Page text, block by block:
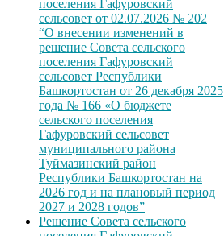
поселения Гафуровский
сельсовет от 02.07.2026 № 202
“О внесении изменений в
решение Совета сельского
поселения Гафуровский
сельсовет Республики
Башкортостан от 26 декабря 2025
года № 166 «О бюджете
сельского поселения
Гафуровский сельсовет
муниципального района
Туймазинский район
Республики Башкортостан на
2026 год и на плановый период
2027 и 2028 годов”
Решение Совета сельского